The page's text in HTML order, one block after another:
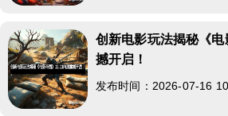
创新电影玩法揭秘《
撼开启！
发布时间：2026-07-16